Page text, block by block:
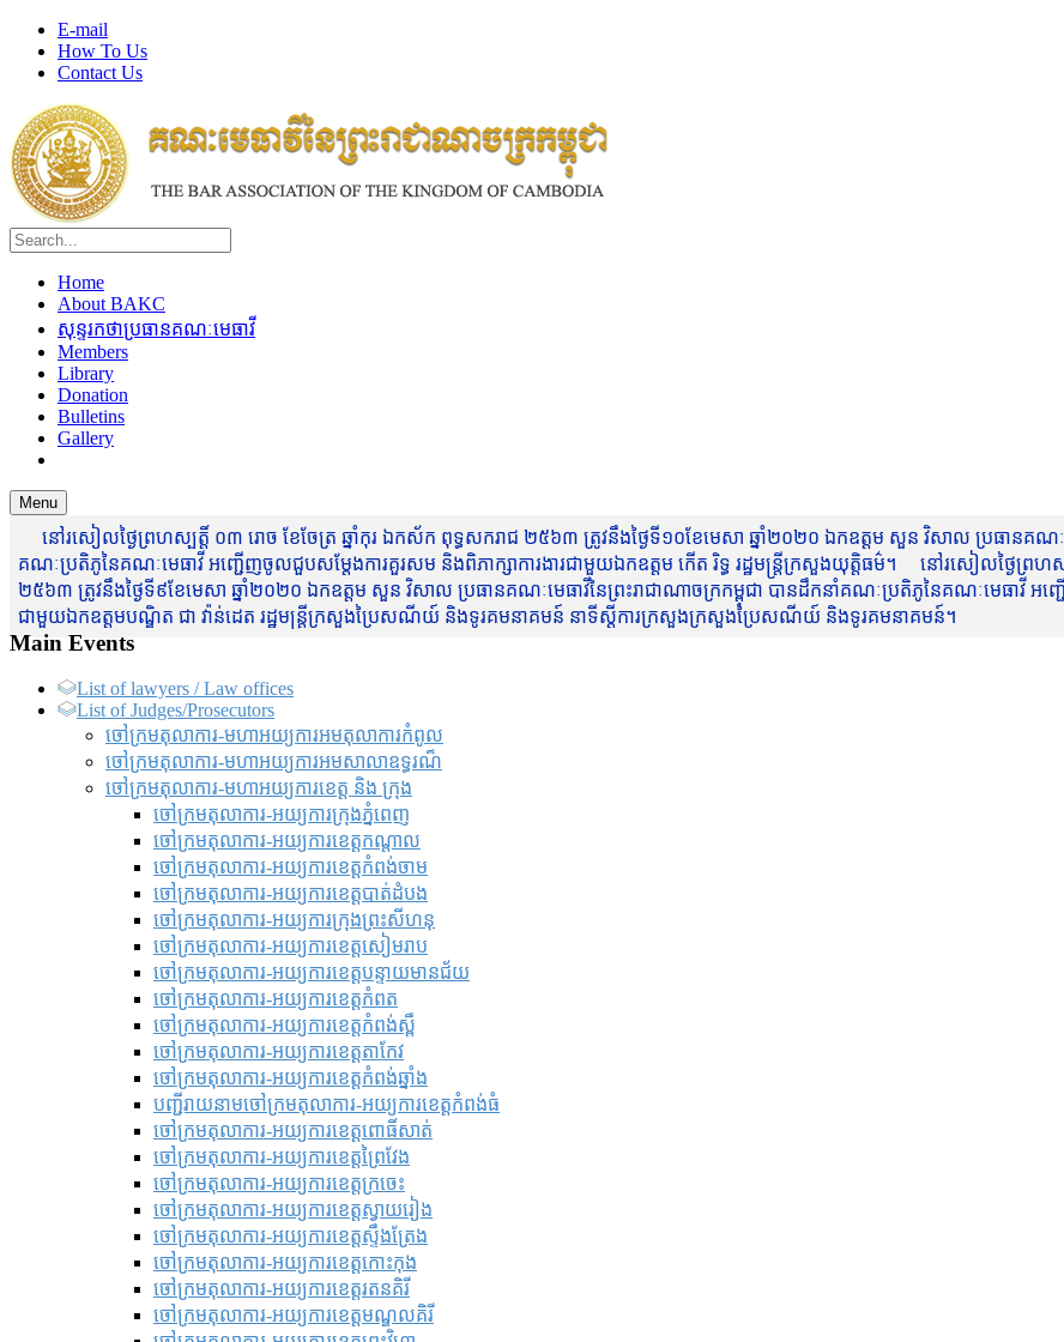
E-mail
How To Us
Contact Us
Home
About BAKC
សុន្ទរកថាប្រធានគណៈមេធាវី
Members
Library
Donation
Bulletins
Gallery
Menu
នៅរសៀលថ្ងៃព្រហស្បត្តិ៍ ០៣ រោច ខែចែត្រ ឆ្នាំកុរ ឯកស័ក ពុទ្ធសករាជ ២៥៦៣ ត្រូវនឹងថ្ងៃទី១០ខែមេសា ឆ្នាំ២០២០ ឯកឧត្តម សួន វិសាល ប្រធានគណៈម
គណៈប្រតិភូនៃគណៈមេធាវី អញ្ជើញចូលជួបសម្តែងការគួរសម និងពិភាក្សាការងារជាមួយឯកឧត្តម កើត រិទ្ធ រដ្ឋមន្ត្រីក្រសួងយុត្តិធម៌។ នៅរសៀលថ្ងៃព្រហស្
២៥៦៣ ត្រូវនឹងថ្ងៃទី៩ខែមេសា ឆ្នាំ២០២០ ឯកឧត្តម សួន វិសាល ប្រធានគណៈមេធាវីនៃព្រះរាជាណាចក្រកម្ពុជា បានដឹកនាំគណៈប្រតិភូនៃគណៈមេធាវី អញ្
ជាមួយឯកឧត្តមបណ្ឌិត ជា វ៉ាន់ដេត រដ្ឋមន្រ្តីក្រសួងប្រៃសណីយ៍ និងទូរគមនាគមន៍ នាទីស្តីការក្រសួងក្រសួងប្រៃសណីយ៍ និងទូរគមនាគមន៍។
Main Events
List of lawyers / Law offices
List of Judges/Prosecutors
ចៅក្រមតុលាការ-មហាអយ្យការអមតុលាការកំពូល
ចៅក្រមតុលាការ-មហាអយ្យការអមសាលាឧទ្ធរណ៏
ចៅក្រមតុលាការ-មហាអយ្យការខេត្ត និង ក្រុង
ចៅក្រមតុលាការ-អយ្យការក្រុងភ្នំពេញ
ចៅក្រមតុលាការ-អយ្យការខេត្តកណ្តាល
ចៅក្រមតុលាការ-អយ្យការខេត្តកំពង់ចាម
ចៅក្រមតុលាការ-អយ្យការខេត្តបាត់ដំបង
ចៅក្រមតុលាការ-អយ្យការ​ក្រុងព្រះសីហនុ
ចៅក្រមតុលាការ-អយ្យការខេត្តសៀមរាប
ចៅក្រមតុលាការ-អយ្យការខេត្តបន្ទាយមានជ័យ
ចៅក្រមតុលាការ-អយ្យការខេត្តកំពត
ចៅក្រមតុលាការ-អយ្យការខេត្តកំពង់ស្ពឺ
ចៅក្រមតុលាការ-អយ្យការខេត្តតាកែវ
ចៅក្រមតុលាការ-អយ្យការខេត្តកំពង់ឆ្នាំង
បញ្ជីរាយនាមចៅក្រមតុលាការ-អយ្យការខេត្តកំពង់ធំ
ចៅក្រមតុលាការ-អយ្យការខេត្តពោធិ៍សាត់
ចៅក្រមតុលាការ-អយ្យការខេត្តព្រៃវែង
ចៅក្រមតុលាការ-អយ្យការខេត្តក្រចេះ
ចៅក្រមតុលាការ-អយ្យការខេត្តស្វាយរៀង
ចៅក្រមតុលាការ-អយ្យការខេត្តស្ទឹងត្រែង
ចៅក្រមតុលាការ-អយ្យការខេត្តកោះកុង
ចៅក្រមតុលាការ-អយ្យការខេត្តរតនគិរី
ចៅក្រមតុលាការ-អយ្យការខេត្តមណ្ឌលគិរី